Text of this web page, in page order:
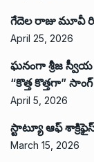
గేదెల రాజు మూవీ
April 25, 2026
ఘనంగా శ్రీజ
“కొత్త కొత్తగా”
April 5, 2026
స్టాట్యూ ఆఫ్
March 15, 2026